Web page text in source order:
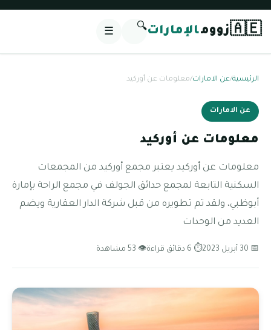
🇦🇪زوومالإمارات🔍
☰
الرئيسية/عن الامارات/معلومات عن أوركيد
عن الامارات
معلومات عن أوركيد
معلومات عن أوركيد يعتبر مجمع أوركيد من المجمعات
السكنية التابعة لمجمع حدائق الجولف في مجمع الراحة بإمارة
أبوظبي، ولقد تم تطويره من قبل شركة الدار العقارية ويضم
العديد من الوحدات
📅 30 أبريل 2023 ⏱ 6 دقائق قراءة 👁 53 مشاهدة